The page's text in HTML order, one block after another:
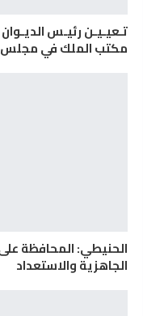
تـعيـيـن رئيـس
مكتب الملك في
الحنيطي: المحافظة
الجاهزية والاستعداد